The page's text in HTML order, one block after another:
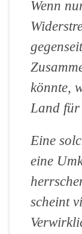
Wenn
könnte,
Land für
Eine
eine
scheint